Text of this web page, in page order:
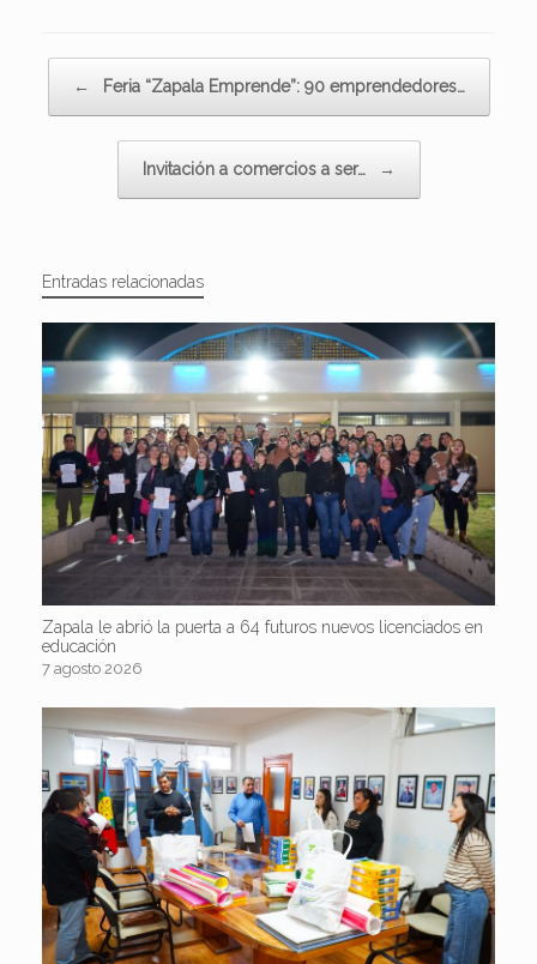
← Feria “Zapala Emprende”: 90 emprendedores…
Invitación a comercios a ser… →
Entradas relacionadas
Zapala le abrió la puerta a 64 futuros nuevos licenciados en
educación
7 agosto 2026